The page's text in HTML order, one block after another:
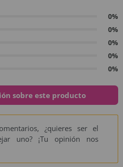
0%
0%
0%
0%
0%
sobre este producto
¿quieres ser el
uno? ¡Tu opinión nos